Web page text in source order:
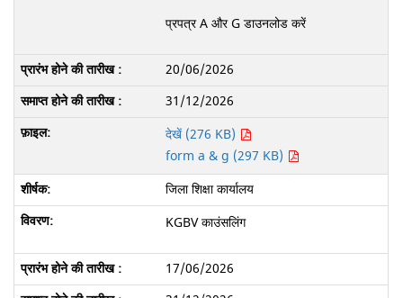
प्रपत्र A और G डाउनलोड करें
20/06/2026
31/12/2026
देखें (276 KB)
form a & g (297 KB)
जिला शिक्षा कार्यालय
KGBV काउंसलिंग
17/06/2026